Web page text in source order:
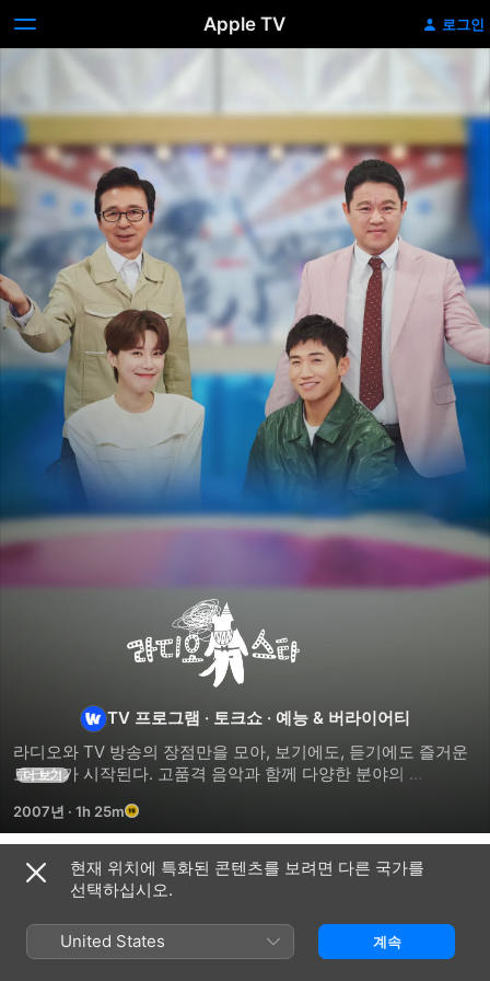
Apple TV 로그인
라디오스타
TV 프로그램 · 토크쇼 · 예능 & 버라이어티
라디오와 TV 방송의 장점만을 모아, 보기에도, 듣기에도 즐거운
토크쇼가 시작된다. 고품격 음악과 함께 다양한 분야의
단순한 일상 이야기부터, 숨기고 싶은 과거 에피소드까지,
스타들의 진솔한 이야기를 들어본다.
더 보기
2007년 · 1h 25m
시즌 1
현재 위치에 특화된 콘텐츠를 보려면 다른 국가를
선택하십시오.
United States 계속